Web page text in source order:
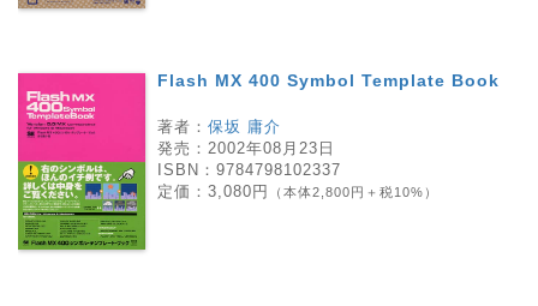
Flash MX 400 Symbol Template Book
著者： 保坂 庸介
発売： 2002年08月23日
ISBN： 9784798102337
定価： 3,080円 （本体2,800円＋税10%）